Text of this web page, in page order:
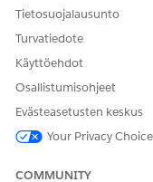
VIHJE
Jos haluat ajoittaa,
käytettävissä,
Kun kokoonpanoa ei
Tietosuojalausunto
Turvatiedote
Käyttöehdot
Osallistumisohjeet
Evästeasetusten keskus
Your Privacy
COMMUNITY